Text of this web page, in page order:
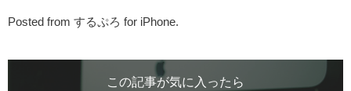
Posted from するぷろ for iPhone.
この記事が気に入ったら